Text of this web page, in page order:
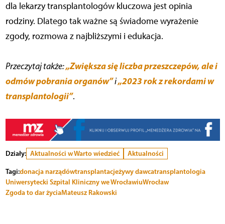
dla lekarzy transplantologów kluczowa jest opinia
rodziny. Dlatego tak ważne są świadome wyrażenie
zgody, rozmowa z najbliższymi i edukacja.
Przeczytaj także:„Zwiększa się liczba przeszczepów, ale i
odmów pobrania organów”i„2023 rok z rekordami w
transplantologii”.
Działy: Aktualności w Warto wiedzieć
Aktualności
Tagi:donacja narządówtransplantacjeżywy dawcatransplantologia
Uniwersytecki Szpital Kliniczny we WrocławiuWrocław
Zgoda to dar życiaMateusz Rakowski